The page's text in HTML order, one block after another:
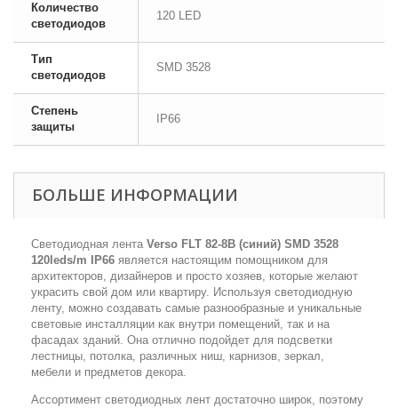
Количество
светодиодов
120 LED
Тип
светодиодов
SMD 3528
Степень
защиты
IP66
БОЛЬШЕ ИНФОРМАЦИИ
Светодиодная лента Verso FLT 82-8B (синий) SMD 3528
120leds/m IP66 является настоящим помощником для
архитекторов, дизайнеров и просто хозяев, которые желают
украсить свой дом или квартиру. Используя светодиодную
ленту, можно создавать самые разнообразные и уникальные
световые инсталляции как внутри помещений, так и на
фасадах зданий. Она отлично подойдет для подсветки
лестницы, потолка, различных ниш, карнизов, зеркал,
мебели и предметов декора.
Ассортимент светодиодных лент достаточно широк, поэтому